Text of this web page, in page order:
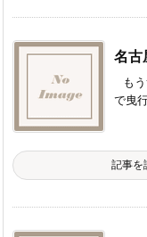
名古
も
で曳
記事を